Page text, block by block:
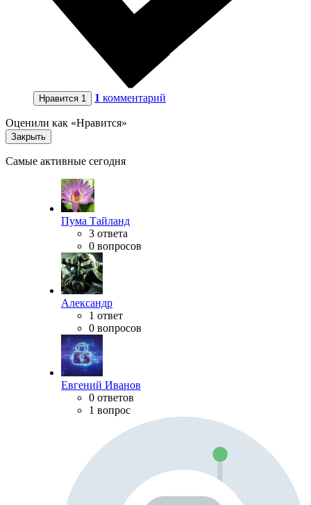
Нравится 1 1 комментарий
Оценили как «Нравится»
Закрыть
Самые активные сегодня
Пума Тайланд
3 ответа
0 вопросов
Александр
1 ответ
0 вопросов
Евгений Иванов
0 ответов
1 вопрос